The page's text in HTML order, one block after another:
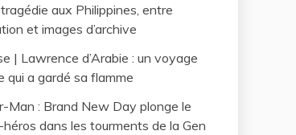
tragédie aux Philippines, entre
et images d’archive
| Lawrence d’Arabie : un voyage
qui a gardé sa flamme
Man : Brand New Day plonge le
dans les tourments de la Gen